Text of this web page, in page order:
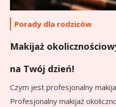
Porady dla rodziców
Makijaż
na Twój dzień!
Czym jest profesjonalny
Profesjonalny makijaż